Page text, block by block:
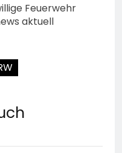
Feuerwehr
aktuell